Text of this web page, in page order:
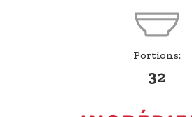
Portions:
32